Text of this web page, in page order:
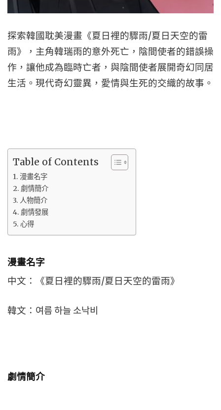
探索韓國耽美漫畫《夏日裡的驟雨/夏日天空的雷
雨》，主角韓瑞雨的意外死亡，陰間使者的錯誤操
作，讓他成為臨時亡者，與陰間使者展開奇幻同居
生活。現代奇幻靈異，愛情與生死的交織的故事。
Table of Contents
漫畫名字
劇情簡介
人物簡介
劇情發展
心得
漫畫名字
中文：《夏日裡的驟雨/夏日天空的雷雨》
韓文：여름 하늘 소낙비
劇情簡介